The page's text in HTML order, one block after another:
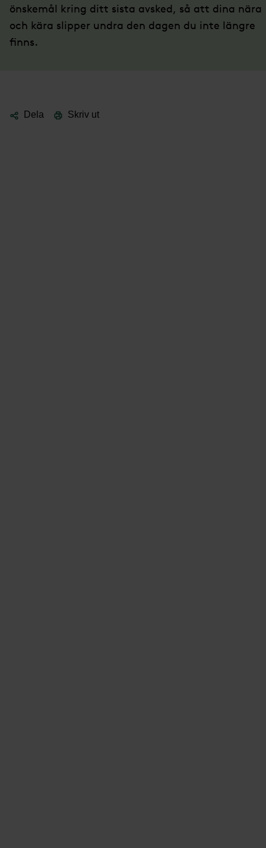
önskemål kring ditt sista avsked, så att dina nära
och kära slipper undra den dagen du inte längre
finns.
Dela Skriv ut